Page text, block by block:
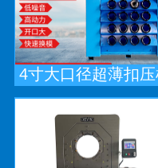
4寸大口径超薄扣